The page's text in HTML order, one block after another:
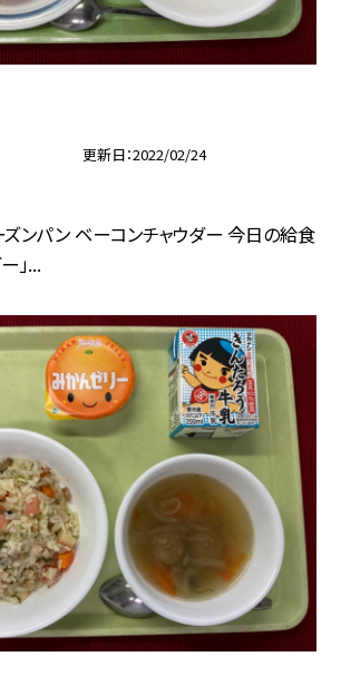
更新日 2022/02/24
ンパン ベーコンチャウダー 今日の給食
」...